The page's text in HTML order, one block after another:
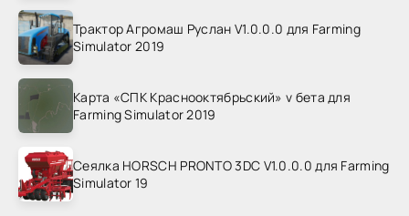
Трактор Агромаш Руслан V1.0.0.0 для Farming
Simulator 2019
Карта «СПК Краснооктябрьский» v бета для
Farming Simulator 2019
Сеялка HORSCH PRONTO 3DC V1.0.0.0 для Farming
Simulator 19